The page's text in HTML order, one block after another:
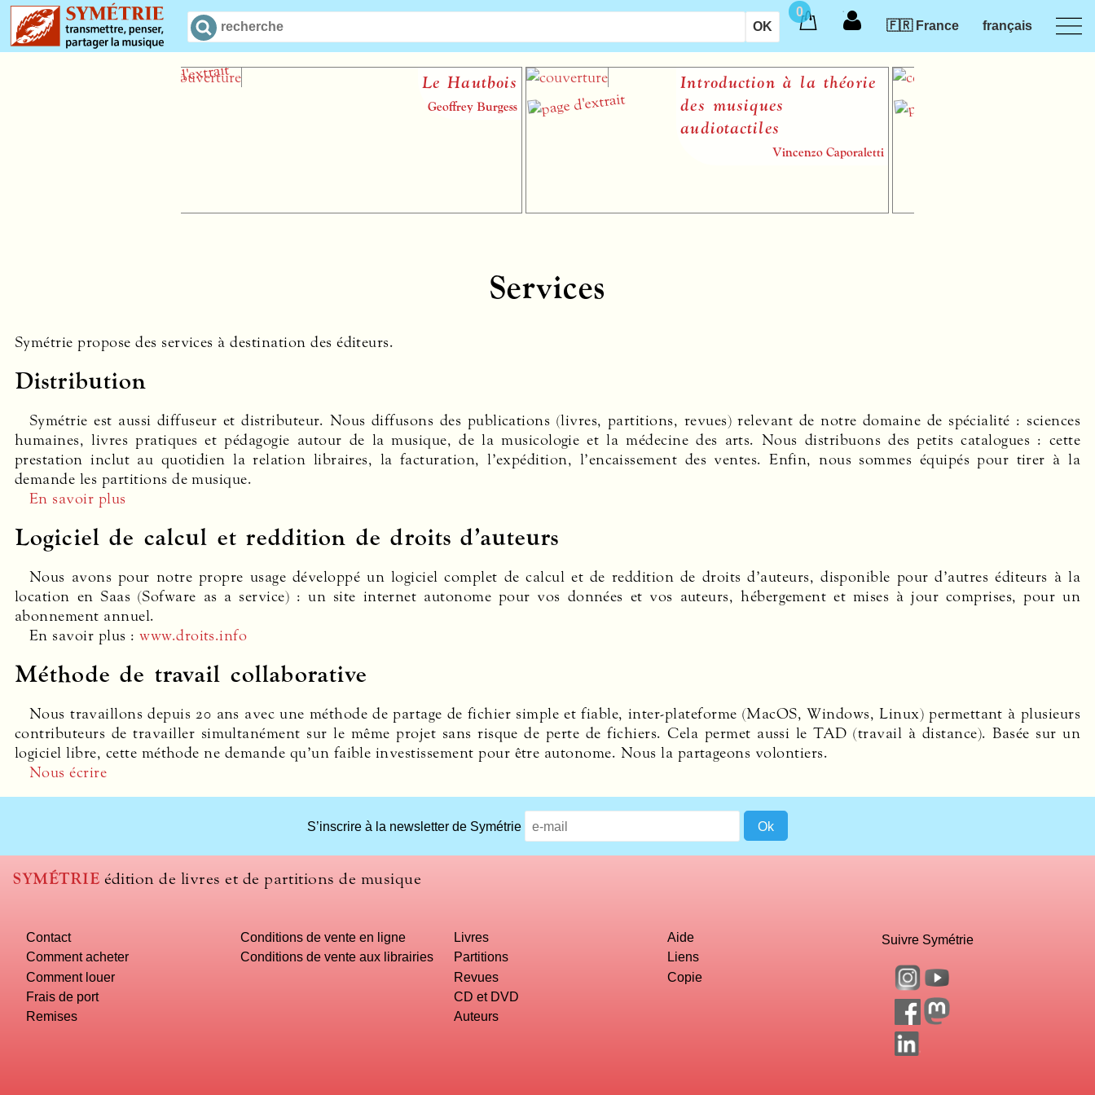
0
🇫🇷 France
français
Le Hautbois
Geoffrey Burgess
Introduction à la théorie
des musiques
audiotactiles
Vincenzo Caporaletti
Services
Symétrie propose des services à destination des éditeurs.
Distribution
Symétrie est aussi diffuseur et distributeur. Nous diffusons des publications (livres, partitions, revues) relevant de notre domaine de spécialité : sciences
humaines, livres pratiques et pédagogie autour de la musique, de la musicologie et la médecine des arts. Nous distribuons des petits catalogues : cette
prestation inclut au quotidien la relation libraires, la facturation, l’expédition, l’encaissement des ventes. Enfin, nous sommes équipés pour tirer à la
demande les partitions de musique.
En savoir plus
Logiciel de calcul et reddition de droits d’auteurs
Nous avons pour notre propre usage développé un logiciel complet de calcul et de reddition de droits d’auteurs, disponible pour d’autres éditeurs à la
location en Saas (Sofware as a service) : un site internet autonome pour vos données et vos auteurs, hébergement et mises à jour comprises, pour un
abonnement annuel.
En savoir plus :www.droits.info
Méthode de travail collaborative
Nous travaillons depuis 20 ans avec une méthode de partage de fichier simple et fiable, inter-plateforme (MacOS, Windows, Linux) permettant à plusieurs
contributeurs de travailler simultanément sur le même projet sans risque de perte de fichiers. Cela permet aussi leTAD (travail à distance). Basée sur un
logiciel libre, cette méthode ne demande qu’un faible investissement pour être autonome. Nous la partageons volontiers.
Nous écrire
S’inscrire à la newsletter de Symétrie
SYMÉTRIE édition de livres et de partitions de musique
Contact
Comment acheter
Comment louer
Frais de port
Remises
Conditions de vente en ligne
Conditions de vente aux librairies
Livres
Partitions
Revues
CD et DVD
Auteurs
Aide
Liens
Copie
Suivre Symétrie